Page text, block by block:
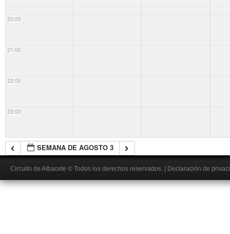
20:00
21:00
22:00
23:00
SEMANA DE AGOSTO 3
Circuito de Albacete © Todos los derechos reservados. Declaración de